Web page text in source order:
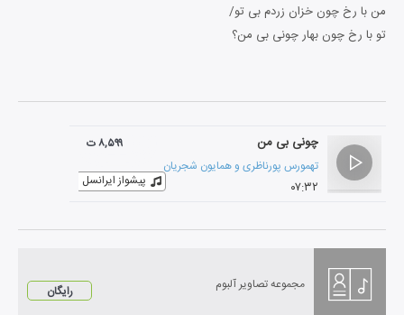
من با رخ چون خزان زردم بی‌ تو/
تو با رخ چون بهار چونی بی من؟
چونی بی من
تهمورس پورناظری و همایون شجریان
۰۷:۳۲
۸,۵۹۹ ت
پیشواز ایرانسل
مجموعه تصاویر آلبوم رایگان